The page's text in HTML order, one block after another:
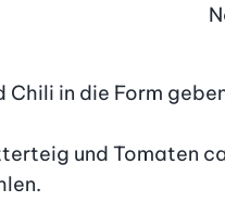
Chili in die Form
und Tomaten